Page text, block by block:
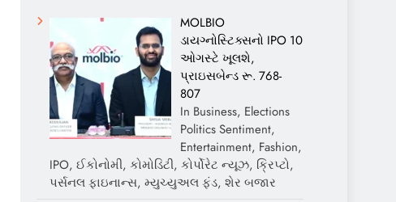
MOLBIO
ડાયગ્નોસ્ટિક્સનો IPO 10
ઓગસ્ટે ખૂલશે,
પ્રાઇસબેન્ડ રૂ. 768-
807
In Business, Elections
Politics Sentiment,
Entertainment, Fashion,
IPO, ઈકોનોમી, કોમોડિટી, કોર્પોરેટ ન્યૂઝ, ક્રિપ્ટો,
પર્સનલ ફાઇનાન્સ, મ્યુચ્યુઅલ ફંડ, શેર બજાર